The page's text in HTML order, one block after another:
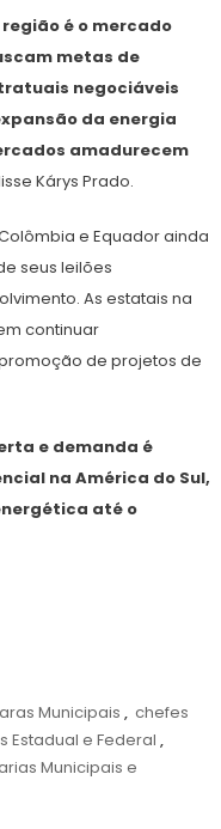
é o mercado
metas de
negociáveis
da energia
amadurecem
Kárys Prado.
e Equador ainda
seus leilões
As estatais na
continuar
de projetos de
e demanda é
na América do Sul,
até o
Municipais , chefes
Estadual e Federal ,
Municipais e